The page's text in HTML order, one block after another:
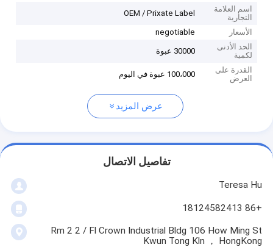
اسم العلامة
التجارية
OEM / Prixate Label
الأسعار
negotiable
الحد الأدنى
لكمية
30000 عبوة
القدرة على
العرض
100،000 عبوة في اليوم
عرض المزيد
تفاصيل الاتصال
Teresa Hu
+86 18124582413
Rm 2 2 / Fl Crown Industrial Bldg 106 How Ming St
Kwun Tong Kln ， HongKong